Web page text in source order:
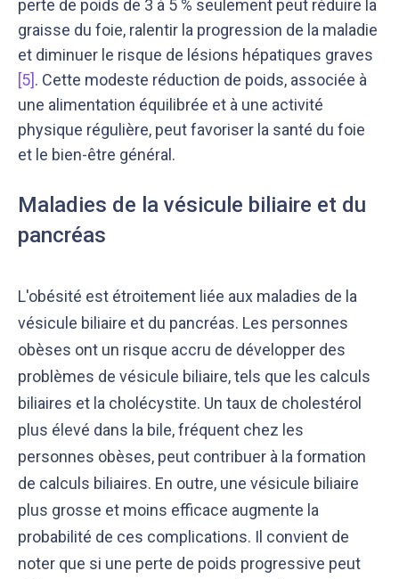
perte de poids de 3 à 5 % seulement peut réduire la
graisse du foie, ralentir la progression de la maladie
et diminuer le risque de lésions hépatiques graves
[5]. Cette modeste réduction de poids, associée à
une alimentation équilibrée et à une activité
physique régulière, peut favoriser la santé du foie
et le bien-être général.
Maladies de la vésicule biliaire et du
pancréas
L'obésité est étroitement liée aux maladies de la
vésicule biliaire et du pancréas. Les personnes
obèses ont un risque accru de développer des
problèmes de vésicule biliaire, tels que les calculs
biliaires et la cholécystite. Un taux de cholestérol
plus élevé dans la bile, fréquent chez les
personnes obèses, peut contribuer à la formation
de calculs biliaires. En outre, une vésicule biliaire
plus grosse et moins efficace augmente la
probabilité de ces complications. Il convient de
noter que si une perte de poids progressive peut